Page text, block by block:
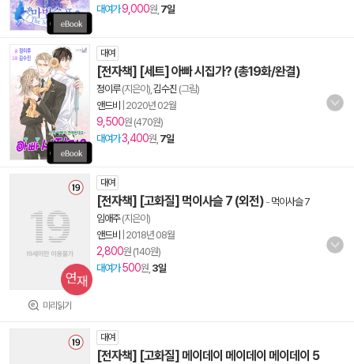
대여가9,000원, 7일
대여
[전자책] [세트] 아빠 시집가? (총19화/완결)
정이루(지은이), 김수진 (그림)
앤드비
2020년 02월
9,500원 (470원)
대여가3,400원, 7일
미리읽기
대여
[전자책] [고화질] 먹이사슬 7 (외전) - 먹이사슬 7
임애주(지은이)
앤드비
2018년 08월
2,800원 (140원)
대여가 500원, 3일
대여
[전자책] [고화질] 메이데이 메이데이 메이데이 5